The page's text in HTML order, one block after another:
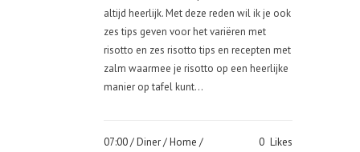
altijd heerlijk. Met deze reden wil ik je ook
zes tips geven voor het variëren met
risotto en zes risotto tips en recepten met
zalm waarmee je risotto op een heerlijke
manier op tafel kunt...
07:00 /Diner/Home /
0 Likes